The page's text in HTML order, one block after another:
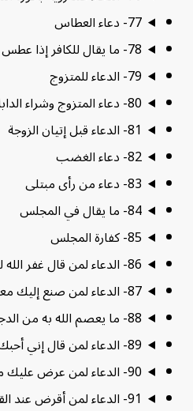
77- دعاء العطاس
78- ما يقال للكافر إذا عطس فحمد الله
79- الدعاء للمتزوج
80- دعاء المتزوج وشراء الدابة
81- الدعاء قبل إتيان الزوجة
82- دعاء الغضب
83- دعاء من رأى مبتلى
84- ما يقال في المجلس
85- كفارة المجلس
86- الدعاء لمن قال غفر الله لك
87- الدعاء لمن صنع إليك معروفًا
88- ما يعصم الله به من الدجال
89- الدعاء لمن قال إني أحبك في الله
90- الدعاء لمن عرض عليك ماله
91- الدعاء لمن أقرض عند القضاء